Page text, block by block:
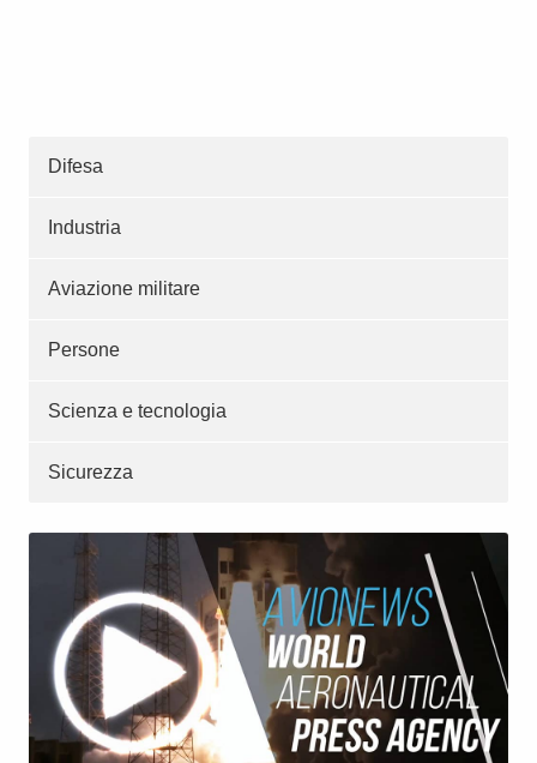
Difesa
Industria
Aviazione militare
Persone
Scienza e tecnologia
Sicurezza